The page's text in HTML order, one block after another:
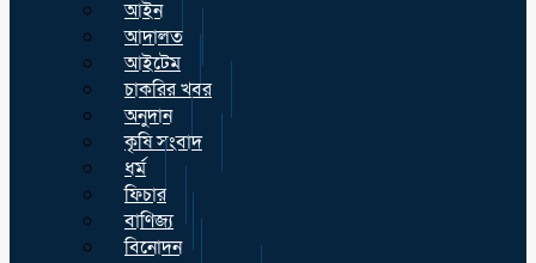
আইন
আদালত
আইটেম
চাকরির খবর
অনুদান
কৃষি সংবাদ
ধর্ম
ফিচার
বাণিজ্য
বিনোদন